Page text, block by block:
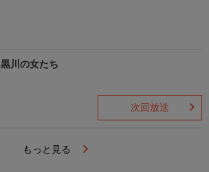
黒川の女たち
次回放送
もっと見る